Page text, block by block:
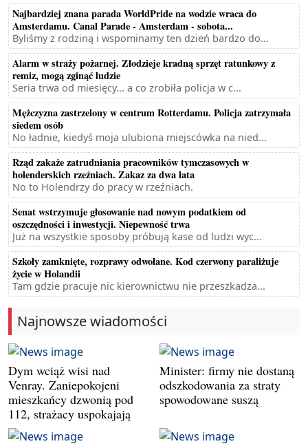
Najbardziej znana parada WorldPride na wodzie wraca do
Amsterdamu. Canal Parade - Amsterdam - sobota...
Byliśmy z rodziną i wspominamy ten dzień bardzo do...
Alarm w straży pożarnej. Złodzieje kradną sprzęt ratunkowy z
remiz, mogą zginąć ludzie
Seria trwa od miesięcy... a co zrobiła policja w c...
Mężczyzna zastrzelony w centrum Rotterdamu. Policja zatrzymała
siedem osób
No ładnie, kiedyś moja ulubiona miejscówka na nied...
Rząd zakaże zatrudniania pracowników tymczasowych w
holenderskich rzeźniach. Zakaz za dwa lata
No to Holendrzy do pracy w rzeźniach.
Senat wstrzymuje głosowanie nad nowym podatkiem od
oszczędności i inwestycji. Niepewność trwa
Już na wszystkie sposoby próbują kase od ludzi wyc...
Szkoły zamknięte, rozprawy odwołane. Kod czerwony paraliżuje
życie w Holandii
Tam gdzie pracuje nic kierownictwu nie przeszkadza...
Najnowsze wiadomości
Dym wciąż wisi nad
Venray. Zaniepokojeni
mieszkańcy dzwonią pod
112, strażacy uspokajają
Minister: firmy nie dostaną
odszkodowania za straty
spowodowane suszą